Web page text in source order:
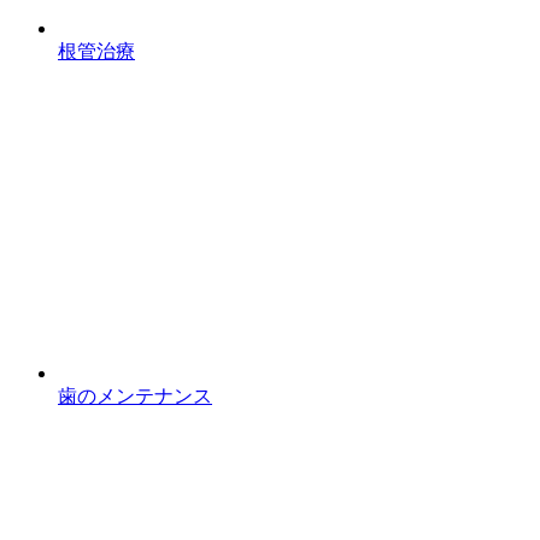
根管治療
歯のメンテナンス